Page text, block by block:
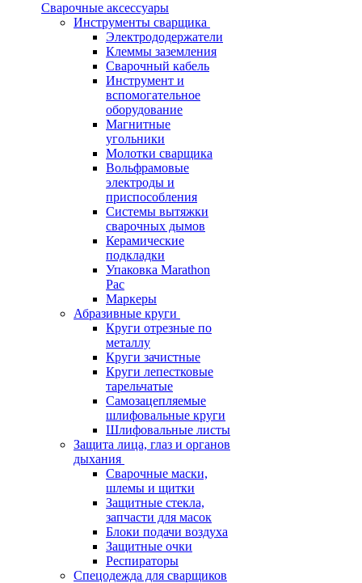
Сварочные аксессуары
Инструменты сварщика
Электрододержатели
Клеммы заземления
Сварочный кабель
Инструмент и
вспомогательное
оборудование
Магнитные
угольники
Молотки сварщика
Вольфрамовые
электроды и
приспособления
Системы вытяжки
сварочных дымов
Керамические
подкладки
Упаковка Marathon
Pac
Маркеры
Абразивные круги
Круги отрезные по
металлу
Круги зачистные
Круги лепестковые
тарельчатые
Самозацепляемые
шлифовальные круги
Шлифовальные листы
Защита лица, глаз и органов
дыхания
Сварочные маски,
шлемы и щитки
Защитные стекла,
запчасти для масок
Блоки подачи воздуха
Защитные очки
Респираторы
Спецодежда для сварщиков